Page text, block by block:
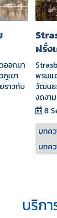
ออกมา
เขา
ราวกับ
ฝรั่ง
พรมแ
วัฒนธ
งดงา
8
บทค
บทค
บริกา